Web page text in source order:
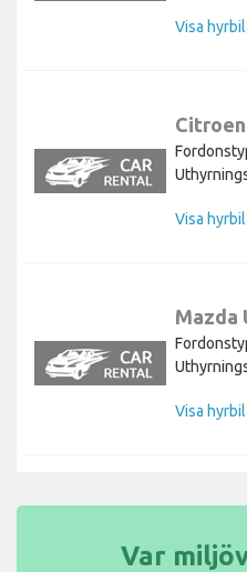
Visa
Visa
Mazda
Visa
Var